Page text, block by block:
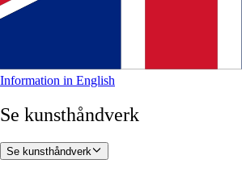
Information in English
Se kunsthåndverk
Se kunsthåndverk